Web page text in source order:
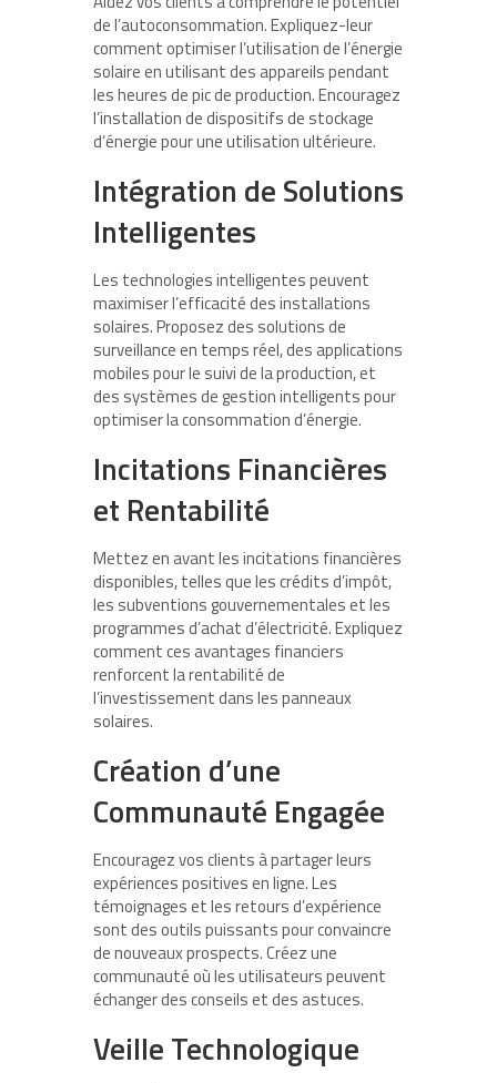
de l’autoconsommation. Expliquez-leur
comment optimiser l’utilisation de l’énergie
solaire en utilisant des appareils pendant
les heures de pic de production. Encouragez
l’installation de dispositifs de stockage
d’énergie pour une utilisation ultérieure.
Intégration de Solutions
Intelligentes
Les technologies intelligentes peuvent
maximiser l’efficacité des installations
solaires. Proposez des solutions de
surveillance en temps réel, des applications
mobiles pour le suivi de la production, et
des systèmes de gestion intelligents pour
optimiser la consommation d’énergie.
Incitations Financières
et Rentabilité
Mettez en avant les incitations financières
disponibles, telles que les crédits d’impôt,
les subventions gouvernementales et les
programmes d’achat d’électricité. Expliquez
comment ces avantages financiers
renforcent la rentabilité de
l’investissement dans les panneaux
solaires.
Création d’une
Communauté Engagée
Encouragez vos clients à partager leurs
expériences positives en ligne. Les
témoignages et les retours d’expérience
sont des outils puissants pour convaincre
de nouveaux prospects. Créez une
communauté où les utilisateurs peuvent
échanger des conseils et des astuces.
Veille Technologique